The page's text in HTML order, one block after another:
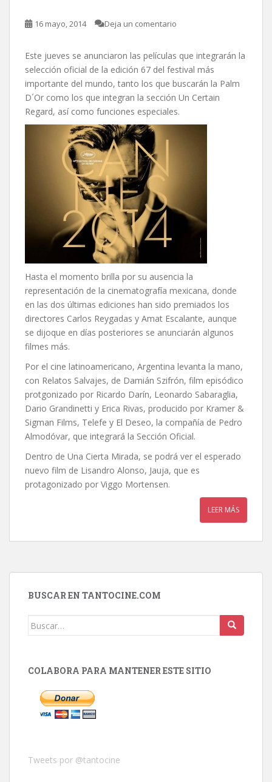
16 mayo, 2014 Deja un comentario
Este jueves se anunciaron las películas que integrarán la
selección oficial de la edición 67 del festival más
importante del mundo, tanto los que buscarán la Palm
D´Or como los que integran la sección Un Certain
Regard, así como funciones especiales.
Hasta el momento brilla por su ausencia la
representación de la cinematografía mexicana, donde
en las dos últimas ediciones han sido premiados los
directores Carlos Reygadas y Amat Escalante, aunque
se dijoque en días posteriores se anunciarán algunos
filmes más.
Por el cine latinoamericano, Argentina levanta la mano,
con Relatos Salvajes, de Damián Szifrón, film episódico
protgonizado por Ricardo Darín, Leonardo Sabaraglia,
Dario Grandinetti y Erica Rivas, producido por Kramer &
Sigman Films, Telefe y El Deseo, la compañía de Pedro
Almodóvar, que integrará la Sección Oficial.
Dentro de Una Cierta Mirada, se podrá ver el esperado
nuevo film de Lisandro Alonso, Jauja, que es
protagonizado por Viggo Mortensen.
LEER MÁS
BUSCAR EN TANTOCINE.COM
Buscar:
COLABORA PARA MANTENER ESTE SITIO
Tweets por @tantocine